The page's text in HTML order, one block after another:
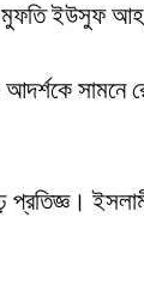
ইউসুফ
সামনে
প্রতিজ্ঞ।